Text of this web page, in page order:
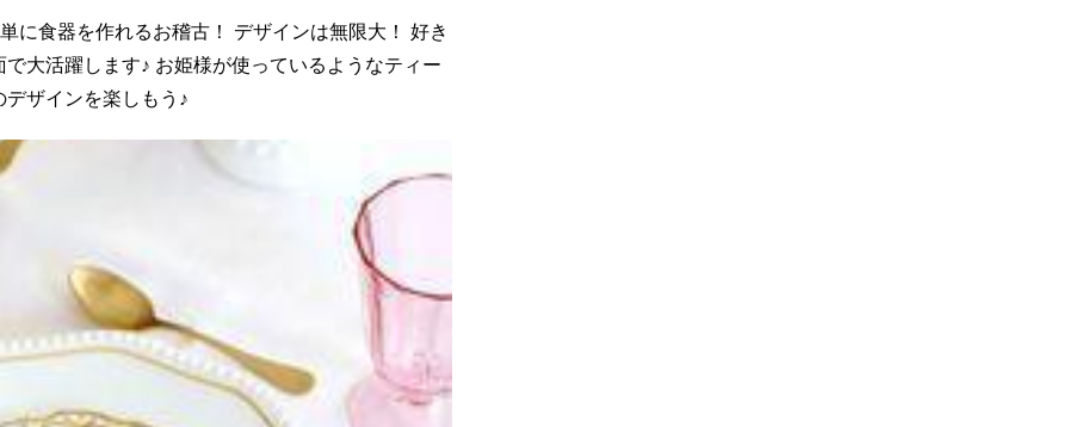
に食器を作れるお稽古！ デザインは無限大！ 好き
大活躍します♪ お姫様が使っているようなティー
ザインを楽しもう♪